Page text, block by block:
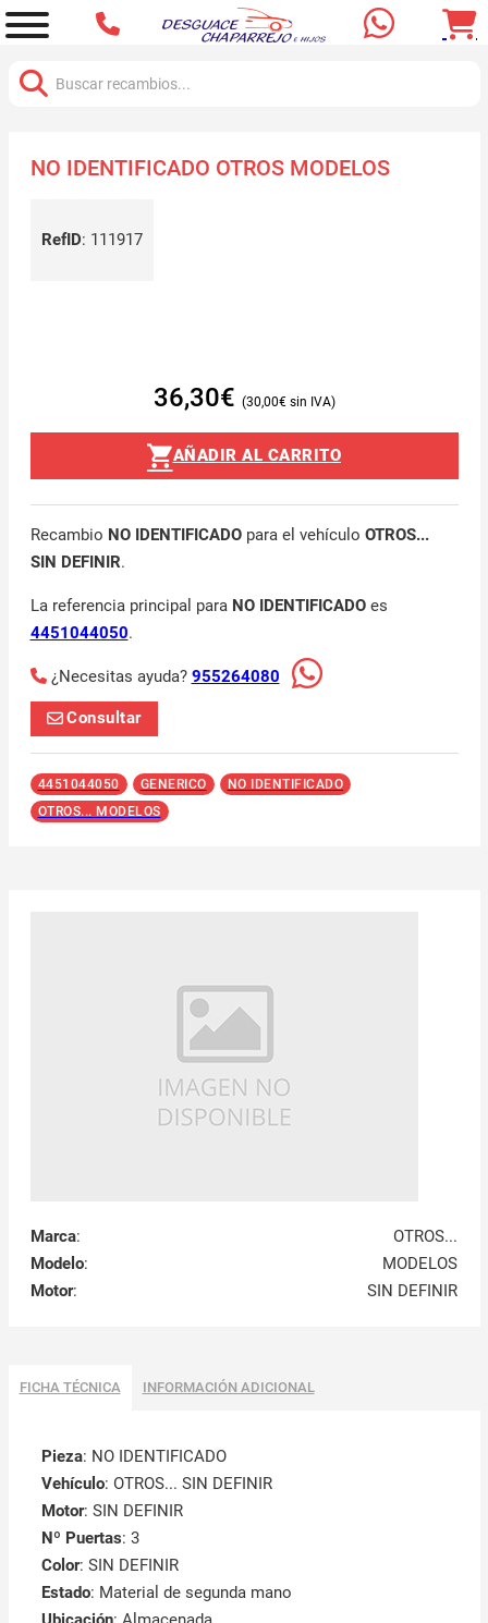
NO IDENTIFICADO OTROS MODELOS
RefID: 111917
36,30€ 30,00€
AÑADIR AL CARRITO
Recambio NO IDENTIFICADOpara el vehículo OTROS...
SIN DEFINIR.
La referencia principal para NO IDENTIFICADOes
4451044050.
¿Necesitas ayuda? 955264080
Consultar
4451044050 GENERICO
NO IDENTIFICADO
OTROS... MODELOS
Marca:
OTROS...
Modelo:
MODELOS
Motor: SIN DEFINIR
FICHA TÉCNICA INFORMACIÓN ADICIONAL
Pieza: NO IDENTIFICADO
Vehículo: OTROS... SIN DEFINIR
Motor: SIN DEFINIR
Nº Puertas: 3
Color: SIN DEFINIR
Estado: Material de segunda mano